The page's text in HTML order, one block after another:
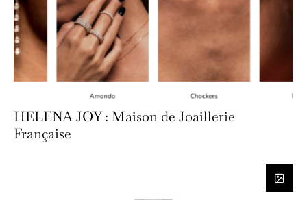
HELENA JOY : Maison de Joaillerie
Française